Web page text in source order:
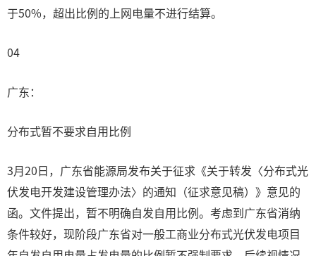
于50%，超出比例的上网电量不进行结算。
04
广东：
分布式暂不要求自用比例
3月20日，广东省能源局发布关于征求《关于转发〈分布式光
伏发电开发建设管理办法〉的通知（征求意见稿）》意见的
函。文件提出，暂不明确自发自用比例。考虑到广东省消纳
条件较好，现阶段广东省对一般工商业分布式光伏发电项目